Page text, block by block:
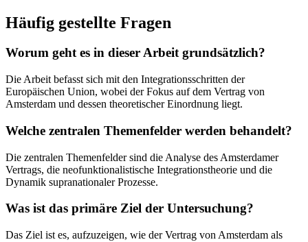
Häufig gestellte Fragen
Worum geht es in dieser Arbeit grundsätzlich?
Die Arbeit befasst sich mit den Integrationsschritten der
Europäischen Union, wobei der Fokus auf dem Vertrag von
Amsterdam und dessen theoretischer Einordnung liegt.
Welche zentralen Themenfelder werden behandelt?
Die zentralen Themenfelder sind die Analyse des Amsterdamer
Vertrags, die neofunktionalistische Integrationstheorie und die
Dynamik supranationaler Prozesse.
Was ist das primäre Ziel der Untersuchung?
Das Ziel ist es, aufzuzeigen, wie der Vertrag von Amsterdam als